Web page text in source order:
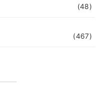
(48)
(467)